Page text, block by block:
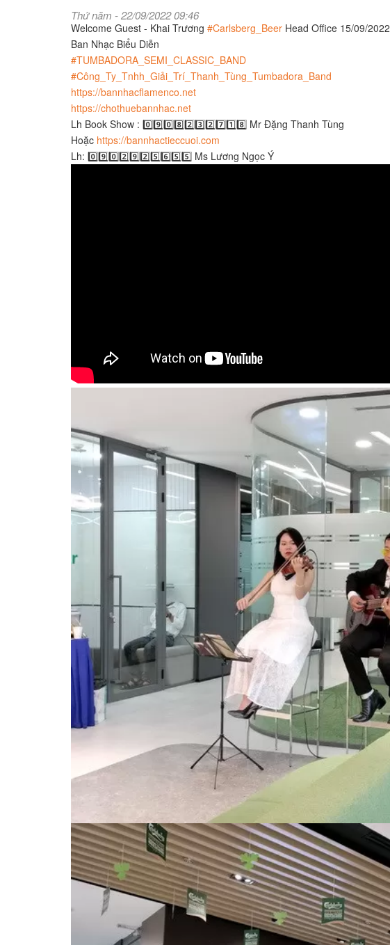
Thứ năm - 22/09/2022 09:46
Welcome Guest - Khai Trương #Carlsberg_Beer Head Office 15/09/2022
Ban Nhạc Biểu Diễn
#TUMBADORA_SEMI_CLASSIC_BAND
#Công_Ty_Tnhh_Giải_Trí_Thanh_Tùng_Tumbadora_Band​​​
https://bannhacflamenco.net​​​
https://chothuebannhac.net​​​
Lh Book Show : 0️⃣9️⃣0️⃣8️⃣2️⃣3️⃣2️⃣7️⃣1️⃣8️⃣ Mr Đặng Thanh Tùng
Hoặc https://bannhactieccuoi.com​​​
Lh: 0️⃣9️⃣0️⃣2️⃣9️⃣2️⃣5️⃣6️⃣5️⃣5️⃣ Ms Lương Ngọc Ý